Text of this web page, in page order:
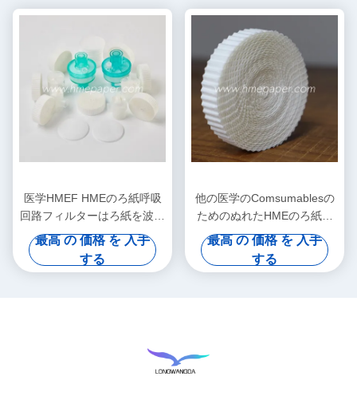
医学HMEF HMEのろ紙呼吸
回路フィルターはろ紙を波形
を付けた
最高 の 価格 を 入手
する
他の医学のComsumablesの
ためのぬれたHMEのろ紙を
波形を付けなさい
最高 の 価格 を 入手
する